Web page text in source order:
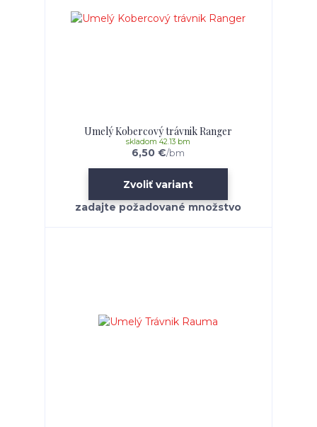
Umelý Kobercový trávnik Ranger
6,50 €/bm
skladom 42.13 bm
Zvoliť variant